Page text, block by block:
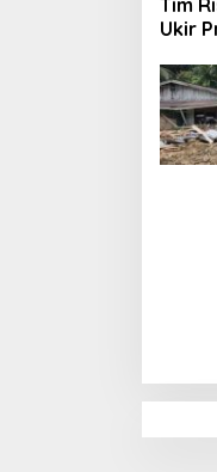
Tim
Ukir